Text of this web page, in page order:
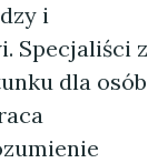
i
Specjaliści z
dla osób